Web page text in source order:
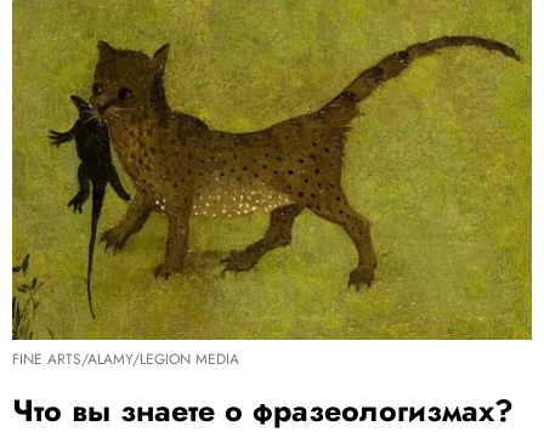
FINE ARTS/ALAMY/LEGION MEDIA
Что вы знаете о фразеологизмах?